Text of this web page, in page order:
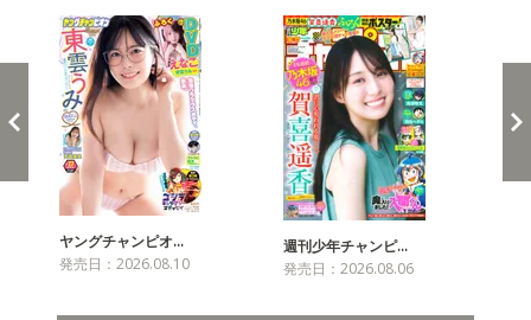
ヤングチャンピオ…
発売日：2026.08.10
週刊少年チャンピ…
発売日：2026.08.06